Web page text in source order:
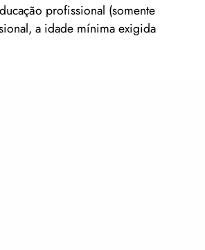
profissional (somente
a idade mínima exigida